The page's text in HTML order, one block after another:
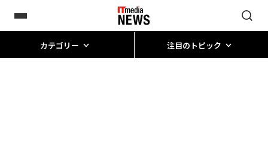
カテゴリー 注目のトピック